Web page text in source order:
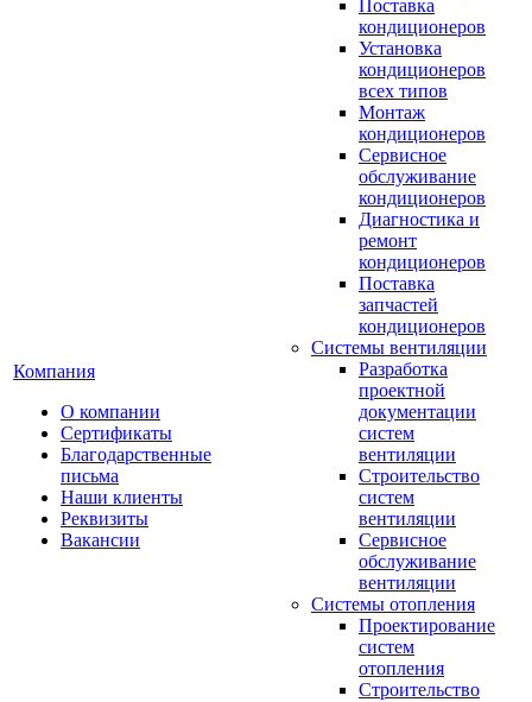
Компания
О компании
Сертификаты
Благодарственные
письма
Наши клиенты
Реквизиты
Вакансии
Поставка
кондиционеров
Установка
кондиционеров
всех типов
Монтаж
кондиционеров
Сервисное
обслуживание
кондиционеров
Диагностика и
ремонт
кондиционеров
Поставка
запчастей
кондиционеров
Системы вентиляции
Разработка
проектной
документации
систем
вентиляции
Строительство
систем
вентиляции
Сервисное
обслуживание
вентиляции
Системы отопления
Проектирование
систем
отопления
Строительство